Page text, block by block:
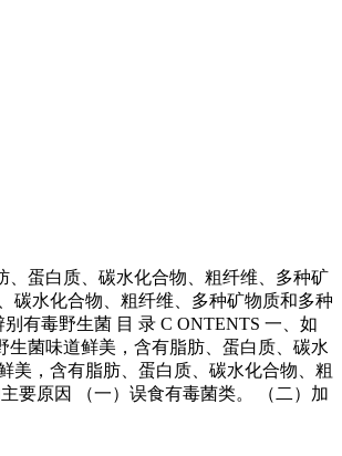
蛋白质、碳水化合物、粗纤维、多种矿
碳水化合物、粗纤维、多种矿物质和多种
有毒野生菌 目 录 C ONTENTS 一、如
菌味道鲜美，含有脂肪、蛋白质、碳水
美，含有脂肪、蛋白质、碳水化合物、粗
要原因 （一）误食有毒菌类。 （二）加